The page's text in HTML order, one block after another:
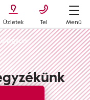
Üzletek Tel
Menü
arjegyzek